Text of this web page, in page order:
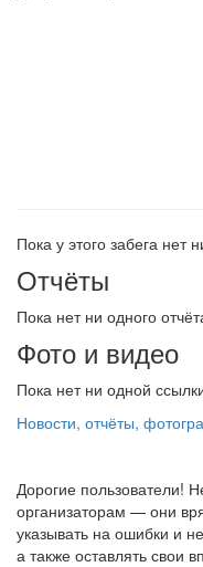
Пока у этого забега нет
Отчёты
Пока нет ни одного
Фото и видео
Пока нет ни одной
Новости, отчёты,
Дорогие пользователи!
организаторам — они
указывать на ошибки и
а также оставлять свои